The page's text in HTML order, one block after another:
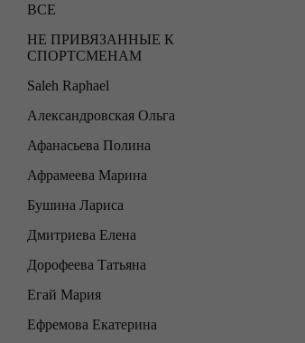
ВСЕ
НЕ ПРИВЯЗАННЫЕ К
СПОРТСМЕНАМ
Saleh Raphael
Александровская Ольга
Афанасьева Полина
Афрамеева Марина
Бушина Лариса
Дмитриева Елена
Дорофеева Татьяна
Егай Мария
Ефремова Екатерина